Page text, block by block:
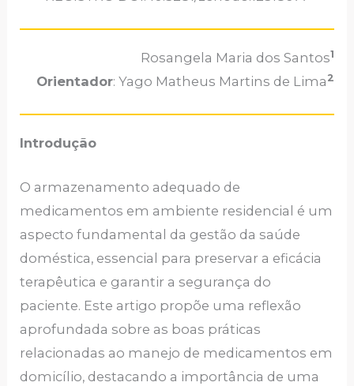
Rosangela Maria dos Santos1
Orientador: Yago Matheus Martins de Lima 2
Introdução
O armazenamento adequado de
medicamentos em ambiente residencial é um
aspecto fundamental da gestão da saúde
doméstica, essencial para preservar a eficácia
terapêutica e garantir a segurança do
paciente. Este artigo propõe uma reflexão
aprofundada sobre as boas práticas
relacionadas ao manejo de medicamentos em
domicílio, destacando a importância de uma